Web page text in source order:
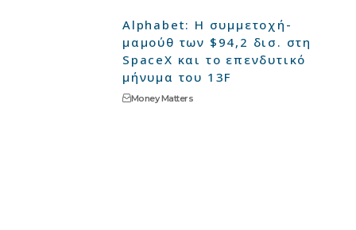
Alphabet: Η συμμετοχή-
μαμούθ των $94,2 δισ. στη
SpaceX και το επενδυτικό
μήνυμα του 13F
Money Matters